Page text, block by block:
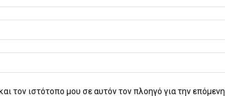
τον ιστότοπο μου σε αυτόν τον πλοηγό για την